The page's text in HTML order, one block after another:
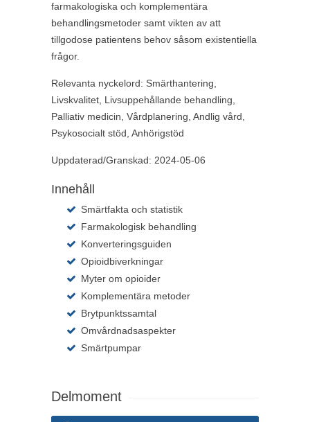
farmakologiska och komplementära
behandlingsmetoder samt vikten av att
tillgodose patientens behov såsom existentiella
frågor.
Relevanta nyckelord: Smärthantering,
Livskvalitet, Livsuppehållande behandling,
Palliativ medicin, Vårdplanering, Andlig vård,
Psykosocialt stöd, Anhörigstöd
Uppdaterad/Granskad: 2024-05-06
Innehåll
Smärtfakta och statistik
Farmakologisk behandling
Konverteringsguiden
Opioidbiverkningar
Myter om opioider
Komplementära metoder
Brytpunktssamtal
Omvårdnadsaspekter
Smärtpumpar
Delmoment